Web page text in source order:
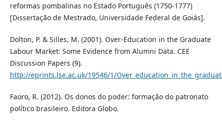
reformas pombalinas no Estado Português (1750-1777)
[Dissertação de Mestrado, Universidade Federal de Goiás].
Dolton, P. & Silles, M. (2001). Over-Education in the Graduate
Labour Market: Some Evidence from Alumni Data. CEE
Discussion Papers (9).
http://eprints.lse.ac.uk/19546/1/
Faoro, R. (2012). Os donos do poder: formação do patronato
político brasileiro. Editora Globo.